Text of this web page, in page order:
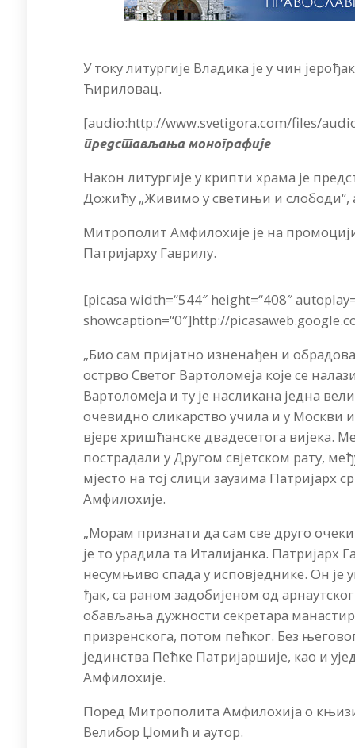
У току литургије Владика је у чин
Ћириловац.
[audio:http://www.svetigora.com/files/
представљања монографије
Након литургије у крипти храма је
Дожићу „Живимо у светињи и слободи“,
Митрополит Амфилохије је на
Патријарху Гаврилу.
[picasa width=“544″ height=“408″
showcaption=“0″]http://
„Био сам пријатно изненађен и
острво Светог Вартоломеја које се
Вартоломеја и ту је насликана једна
очевидно сликарство учила и у Москви
вјере хришћанске двадесетога вијека.
пострадали у Другом свјетском рату,
мјесто на тој слици заузима Патријарх
Амфилохије.
„Морам признати да сам све друго
је то урадила та Италијанка. Патријарх
несумњиво спада у исповједнике. Он је
ђак, са раном задобијеном од
обављања дужности секретара
призренскога, потом пећког. Без
јединства Пећке Патријаршије, као и
Амфилохије.
Поред Митрополита Амфилохија о
Велибор Џомић и аутор.